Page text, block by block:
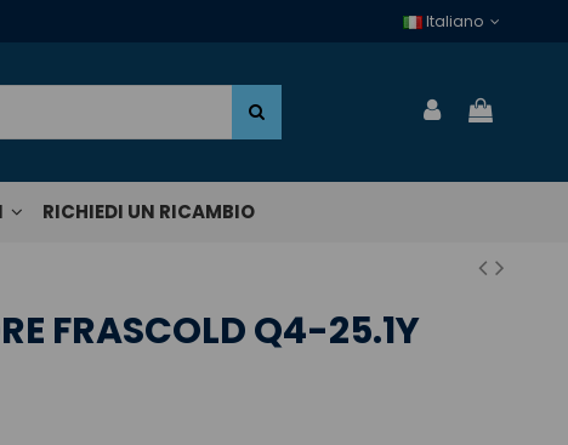
Italiano
RICHIEDI UN RICAMBIO
FRASCOLD Q4-25.1Y